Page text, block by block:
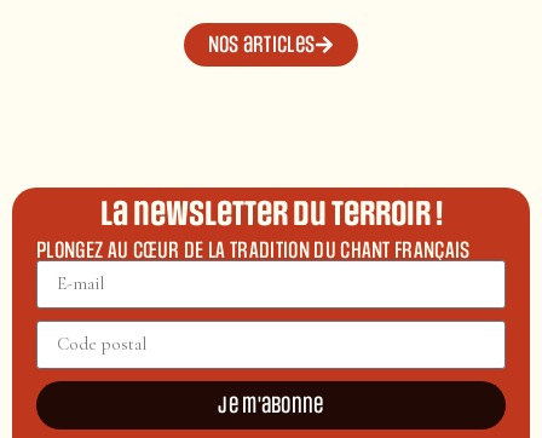
Nos articles
La newsletter du terroir !
PLONGEZ AU CŒUR DE LA TRADITION DU CHANT FRANÇAIS
Je m'abonne